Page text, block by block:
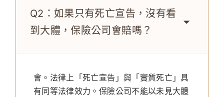
Q2：如果只有死亡宣告，沒有看
到大體，保險公司會賠嗎？
會。法律上「死亡宣告」與「實質死亡」具
有同等法律效力。保險公司不能以未見大體